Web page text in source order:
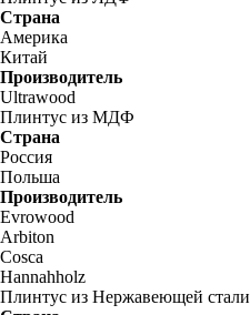
Страна
Америка
Китай
Производитель
Ultrawood
Плинтус из МДФ
Страна
Россия
Польша
Производитель
Evrowood
Arbiton
Cosca
Hannahholz
Плинтус из Нержавеющей стали